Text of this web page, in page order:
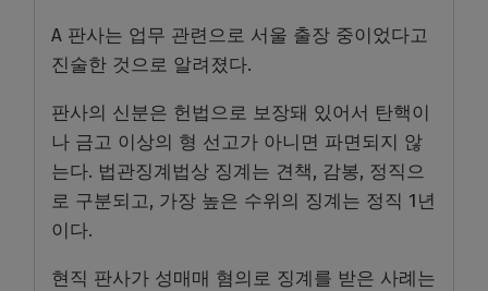
A 판사는 업무 관련으로 서울 출장 중이었다고
진술한 것으로 알려졌다.
판사의 신분은 헌법으로 보장돼 있어서 탄핵이
나 금고 이상의 형 선고가 아니면 파면되지 않
는다. 법관징계법상 징계는 견책, 감봉, 정직으
로 구분되고, 가장 높은 수위의 징계는 정직 1년
이다.
현직 판사가 성매매 혐의로 징계를 받은 사례는